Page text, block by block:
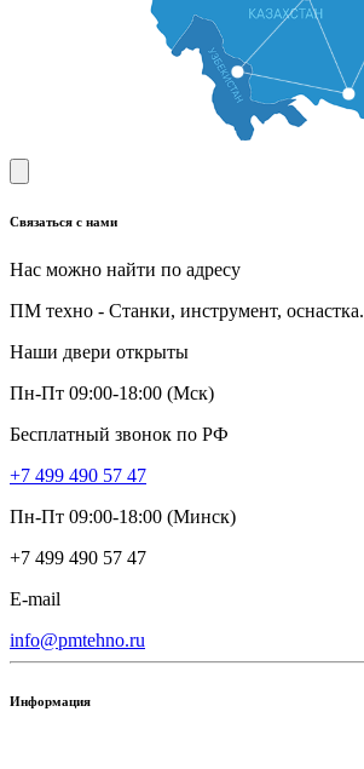
Связаться с нами
Нас можно найти по адресу
ПМ техно - Станки, инструмент, оснастка.
Наши двери открыты
Пн-Пт 09:00-18:00 (Мск)
Бесплатный звонок по РФ
+7 499 490 57 47
Пн-Пт 09:00-18:00 (Минск)
+7 499 490 57 47
E-mail
info@pmtehno.ru
Информация